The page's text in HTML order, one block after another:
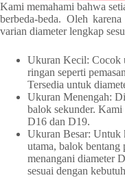
Kami memahami bahwa
berbeda-beda. Oleh
varian diameter lengkap
Ukuran Kecil: Cocok
ringan seperti
Tersedia untuk
Ukuran Menengah:
balok sekunder.
D16 dan D19.
Ukuran Besar: Untuk
utama, balok bentang
menangani diameter
sesuai dengan